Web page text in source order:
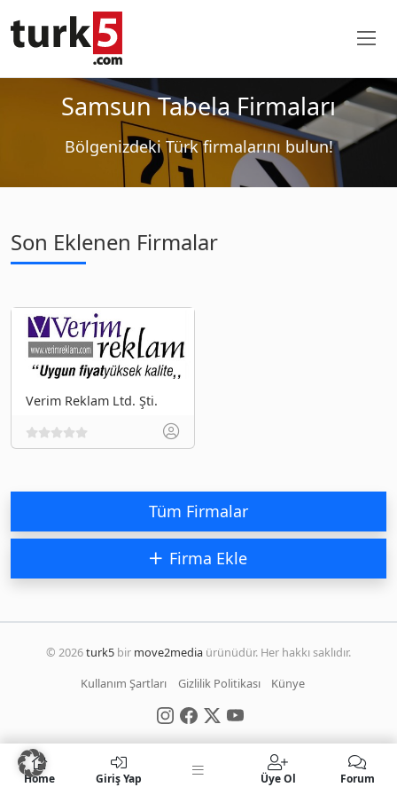
Samsun Tabela Firmaları
Bölgenizdeki Türk firmalarını bulun!
Son Eklenen Firmalar
Verim Reklam Ltd. Şti.
Tüm Firmalar
Firma Ekle
© 2026turk5 bir move2media ürünüdür. Her hakkı saklıdır.
Kullanım Şartları
Gizlilik Politikası Künye
Home Giriş Yap Üye Ol Forum